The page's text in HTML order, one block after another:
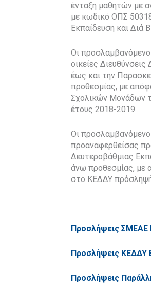
ένταξη μαθητών με
με κωδικό ΟΠΣ
Εκπαίδευση και Διά
Οι
οικείες
έως και την
προθεσμίας, με
Σχολικών Μονάδων
έτους 2018-2019.
Οι
προαναφερθείσας
Δευτεροβάθμιας
άνω προθεσμίας, με
στο ΚΕΔΔΥ
Προσλήψεις ΣΜΕΑΕ
Προσλήψεις ΚΕΔΔΥ
Προσλήψεις